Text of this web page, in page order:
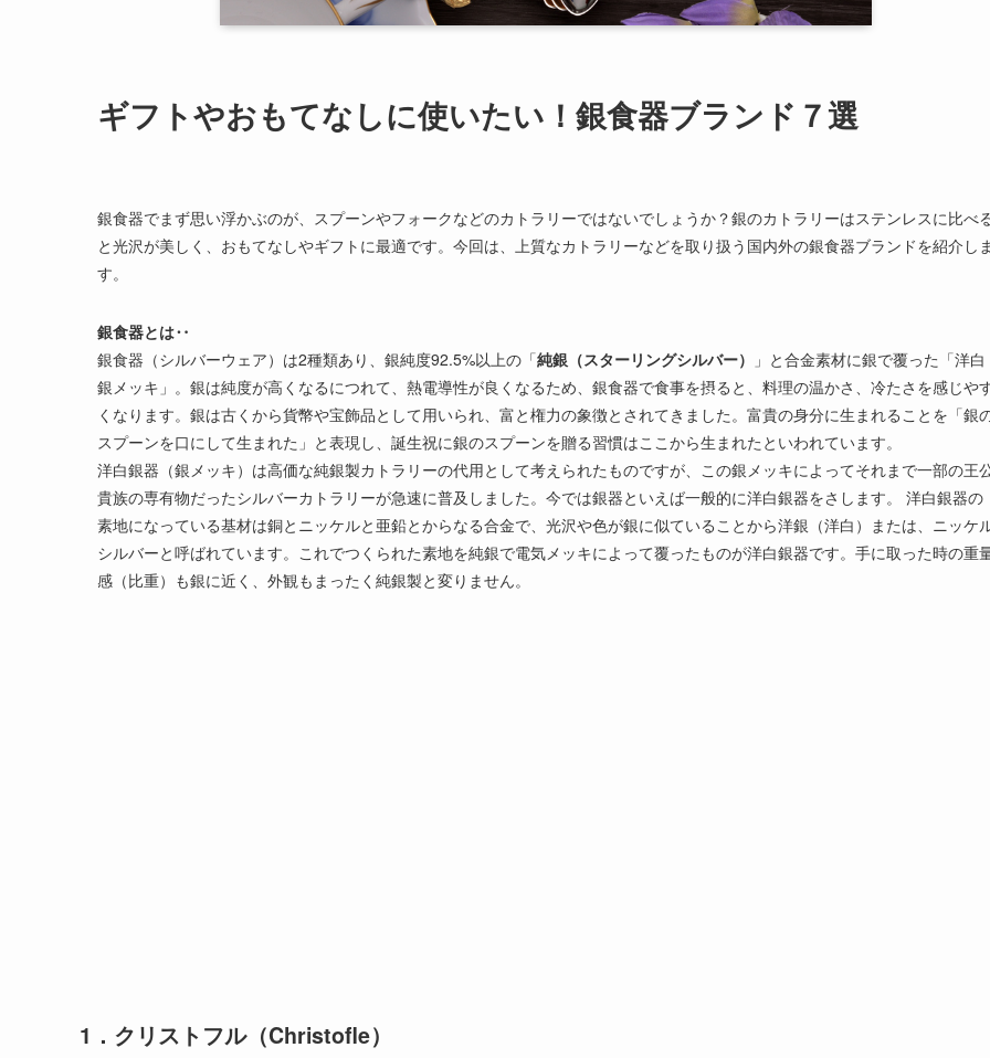
ギフトやおもてなしに使いたい！銀食器ブランド７選
銀食器でまず思い浮かぶのが、スプーンやフォークなどのカトラリーではないでしょうか？銀のカトラリーはステンレスに比べ
と光沢が美しく、おもてなしやギフトに最適です。今回は、上質なカトラリーなどを取り扱う国内外の銀食器ブランドを紹介し
す。
銀食器とは‥
銀食器（シルバーウェア）は2種類あり、銀純度92.5%以上の「純銀（スターリングシルバー）
」と合金素材に銀で覆った「洋白
銀メッキ」。銀は純度が高くなるにつれて、熱電導性が良くなるため、銀食器で食事を摂ると、料理の温かさ、冷たさを感じや
くなります。銀は古くから貨幣や宝飾品として用いられ、富と権力の象徴とされてきました。富貴の身分に生まれることを「銀
スプーンを口にして生まれた」と表現し、誕生祝に銀のスプーンを贈る習慣はここから生まれたといわれています。
洋白銀器（銀メッキ）は高価な純銀製カトラリーの代用として考えられたものですが、この銀メッキによってそれまで一部の王
貴族の専有物だったシルバーカトラリーが急速に普及しました。今では銀器といえば一般的に洋白銀器をさします。 洋白銀器の
素地になっている基材は銅とニッケルと亜鉛とからなる合金で、光沢や色が銀に似ていることから洋銀（洋白）または、ニッケ
シルバーと呼ばれています。これでつくられた素地を純銀で電気メッキによって覆ったものが洋白銀器です。手に取った時の重
感（比重）も銀に近く、外観もまったく純銀製と変りません。
1．クリストフル（Christofle）